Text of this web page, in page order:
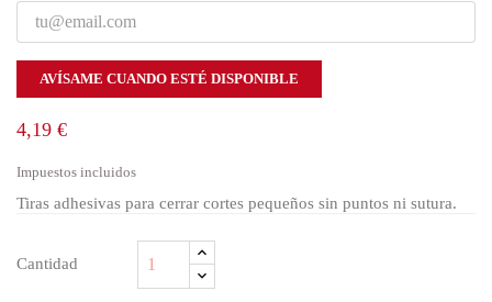
AVÍSAME CUANDO ESTÉ DISPONIBLE
4,19 €
Impuestos incluidos
Tiras adhesivas para cerrar cortes pequeños sin puntos ni sutura.
Cantidad